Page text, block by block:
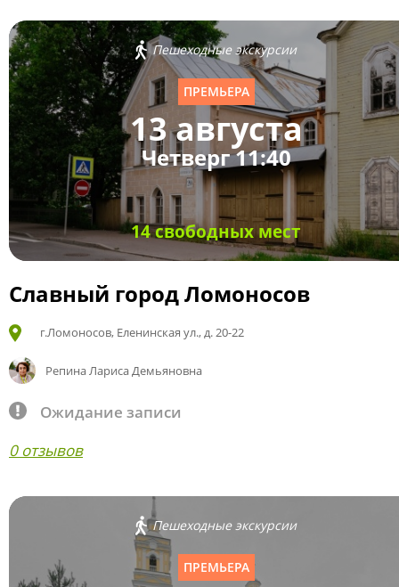
Пешеходные экскурсии
ПРЕМЬЕРА
13 августа
Четверг 11:40
14 свободных мест
Славный город Ломоносов
г.Ломоносов, Еленинская ул., д. 20-22
Репина Лариса Демьяновна
Ожидание записи
0 отзывов
Пешеходные экскурсии
ПРЕМЬЕРА